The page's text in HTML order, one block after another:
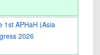
1st APHaH (Asia
2026